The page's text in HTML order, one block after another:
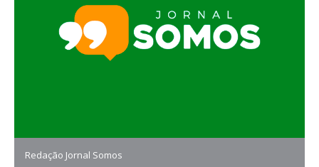
Redação Jornal Somos